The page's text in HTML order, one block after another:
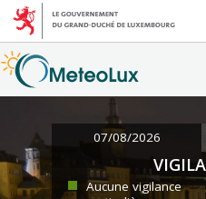
07/08/2026
Aucune vigilance